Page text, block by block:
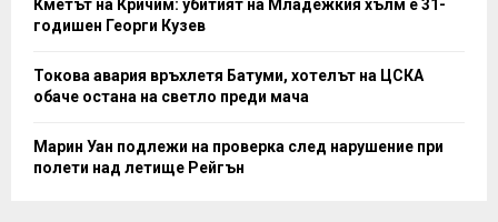
Кметът на Кричим: убитият на Младежкия хълм е 31-
годишен Георги Кузев
Токова авария връхлетя Батуми, хотелът на ЦСКА
обаче остана на светло преди мача
Марин Уан подлежи на проверка след нарушение при
полети над летище Рейгън